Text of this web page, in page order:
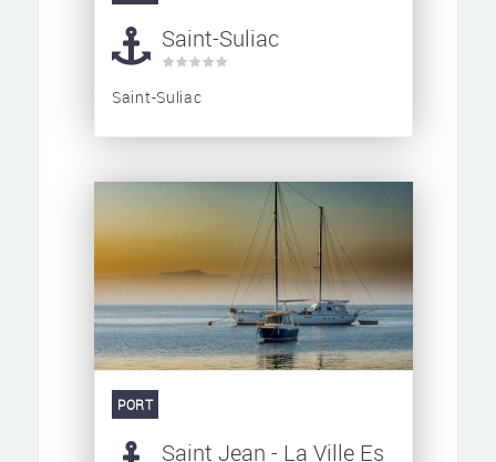
Saint-Suliac
Saint-Suliac
PORT
Saint Jean - La Ville Es